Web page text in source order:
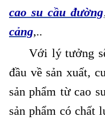
cao su cầu đường
cảng,..
Với lý tưởng sẽ
đầu về sản xuất,
sản phẩm từ cao
sản phẩm có chất